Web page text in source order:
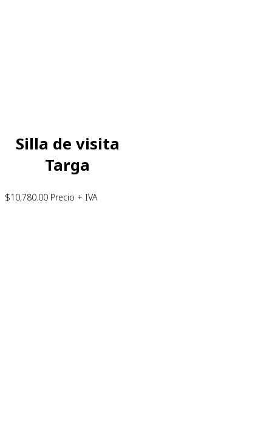
Silla de visita
Targa
$10,780.00 Precio + IVA